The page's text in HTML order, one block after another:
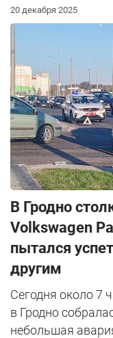
20 декабря 2025
В Гродно
Volkswagen
пытался
другим
Сегодня около 7
в Гродно
небольшая